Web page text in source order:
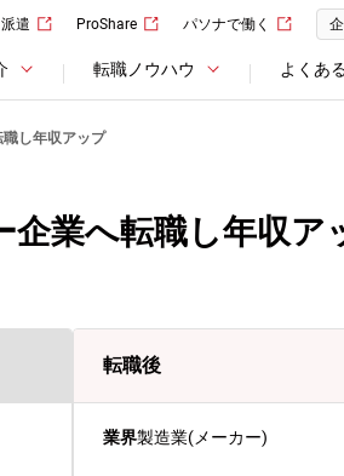
派遣 ProShare パソナで働く
転職ノウハウ よくあ
し年収アップ
企業へ転職し年収ア
転職後
業界製造業(メーカー)